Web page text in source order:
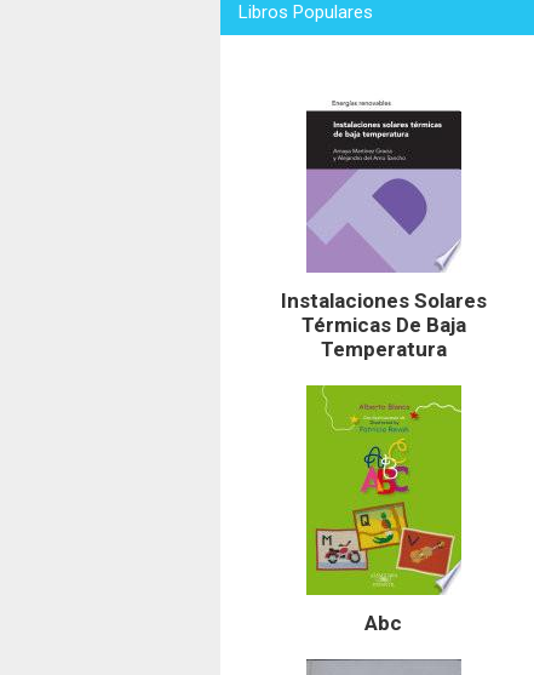
Libros Populares
Instalaciones Solares
Térmicas De Baja
Temperatura
Abc